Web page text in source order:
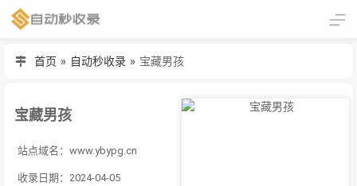
首页 » 自动秒收录 » 宝藏男孩
宝藏男孩
站点域名：www.ybypg.cn
收录日期：2024-04-05